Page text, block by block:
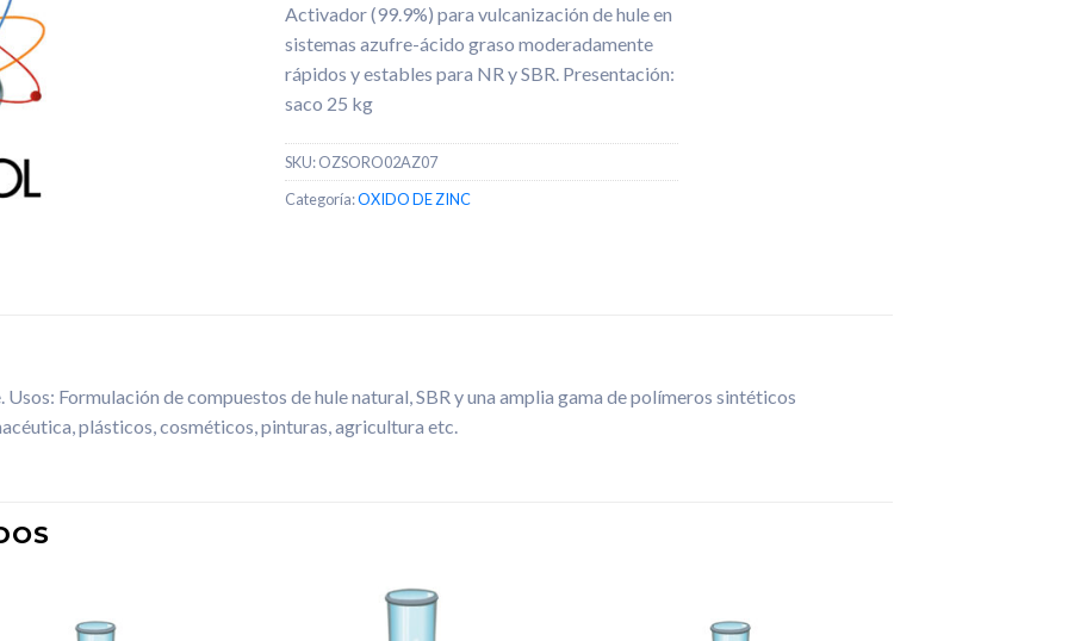
Activador (99.9%) para vulcanización de hule en
sistemas azufre-ácido graso moderadamente
rápidos y estables para NR y SBR. Presentación:
saco 25 kg
SKU:OZSORO02AZ07
Categoría:OXIDO DE ZINC
Formulación de compuestos de hule natural, SBR y una amplia gama de polímeros sintéticos
plásticos, cosméticos, pinturas, agricultura etc.